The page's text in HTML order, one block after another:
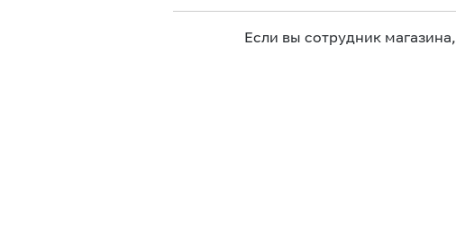
Если вы сотрудник магазина,